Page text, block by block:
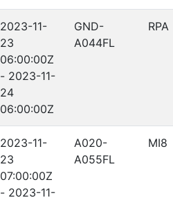
2023-11-
23
06:00:00Z
- 2023-11-
24
06:00:00Z
GND-
A044FL
RPA
2023-11-
23
07:00:00Z
- 2023-11-
A020-
A055FL
MI8